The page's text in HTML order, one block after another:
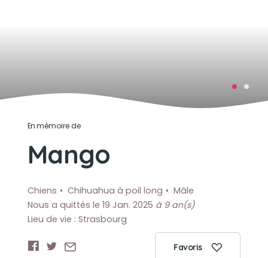
En mémoire de
Mango
Chiens Chihuahua à poil long
Mâle
Nous a quittés le 19 Jan. 2025 à 9 an(s)
Lieu de vie : Strasbourg
Favoris